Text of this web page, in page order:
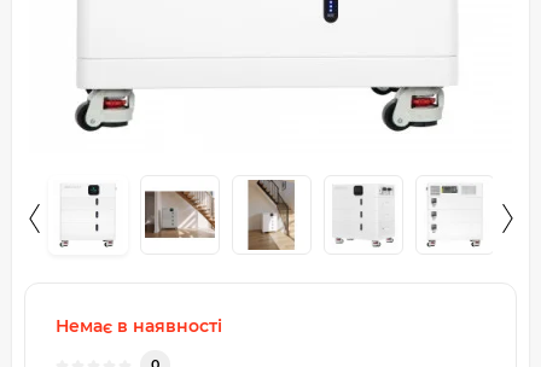
Немає в наявності